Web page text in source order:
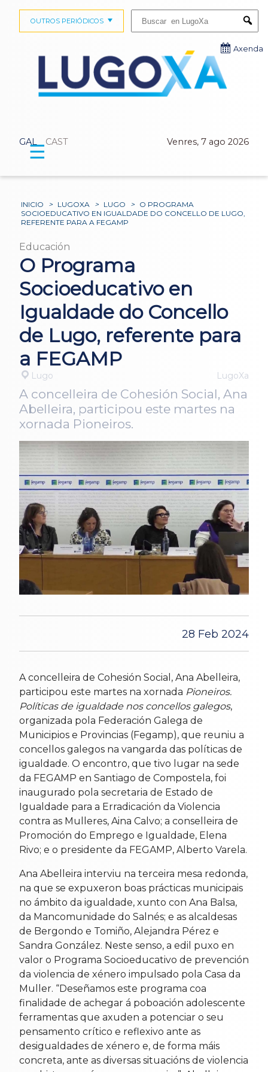
GAL CAST Venres, 7 ago 2026
OUTROS PERIÓDICOS
Axenda
☰
INICIO > LUGOXA > LUGO > O PROGRAMA
SOCIOEDUCATIVO EN IGUALDADE DO CONCELLO DE LUGO,
REFERENTE PARA A FEGAMP
Educación
O Programa
Socioeducativo en
Igualdade do Concello
de Lugo, referente para
a FEGAMP
Lugo LugoXa
A concelleira de Cohesión Social, Ana
Abelleira, participou este martes na
xornada Pioneiros.
28 Feb 2024
A concelleira de Cohesión Social, Ana Abelleira,
participou este martes na xornada Pioneiros.
Políticas de igualdade nos concellos galegos,
organizada pola Federación Galega de
Municipios e Provincias (Fegamp), que reuniu a
concellos galegos na vangarda das políticas de
igualdade. O encontro, que tivo lugar na sede
da FEGAMP en Santiago de Compostela, foi
inaugurado pola secretaria de Estado de
Igualdade para a Erradicación da Violencia
contra as Mulleres, Aina Calvo; a conselleira de
Promoción do Emprego e Igualdade, Elena
Rivo; e o presidente da FEGAMP, Alberto Varela.
Ana Abelleira interviu na terceira mesa redonda,
na que se expuxeron boas prácticas municipais
no ámbito da igualdade, xunto con Ana Balsa,
da Mancomunidade do Salnés; e as alcaldesas
de Bergondo e Tomiño, Alejandra Pérez e
Sandra González. Neste senso, a edil puxo en
valor o Programa Socioeducativo de prevención
da violencia de xénero impulsado pola Casa da
Muller. “Deseñamos este programa coa
finalidade de achegar á poboación adolescente
ferramentas que axuden a potenciar o seu
pensamento crítico e reflexivo ante as
desigualdades de xénero e, de forma máis
concreta, ante as diversas situacións de violencia